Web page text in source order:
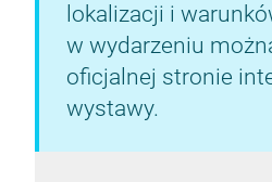
lokalizacji i
w wydarzeniu
oficjalnej stronie
wystawy.